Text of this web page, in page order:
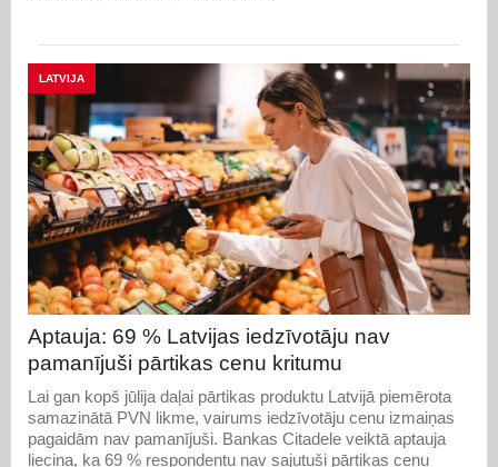
LATVIJA
Aptauja: 69 % Latvijas iedzīvotāju nav
pamanījuši pārtikas cenu kritumu
Lai gan kopš jūlija daļai pārtikas produktu Latvijā piemērota
samazinātā PVN likme, vairums iedzīvotāju cenu izmaiņas
pagaidām nav pamanījuši. Bankas Citadele veiktā aptauja
liecina, ka 69 % respondentu nav sajutuši pārtikas cenu